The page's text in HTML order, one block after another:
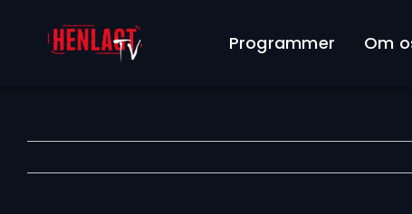
content
Programmer Om